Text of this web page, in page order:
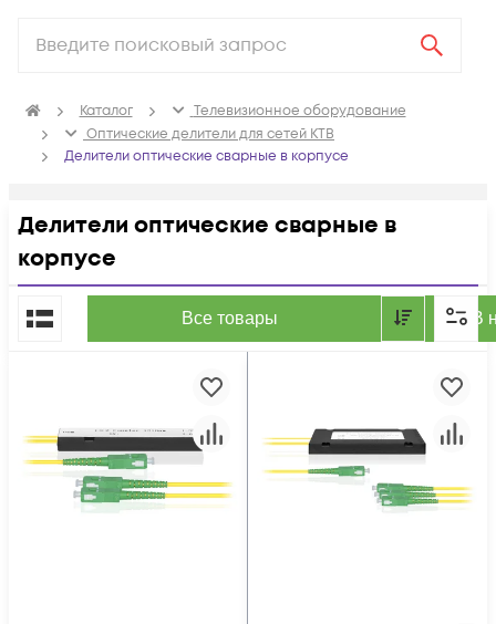
Каталог
Телевизионное оборудование
Оптические делители для сетей КТВ
Делители оптические сварные в корпусе
Делители оптические сварные в
корпусе
Все товары В
По популярности